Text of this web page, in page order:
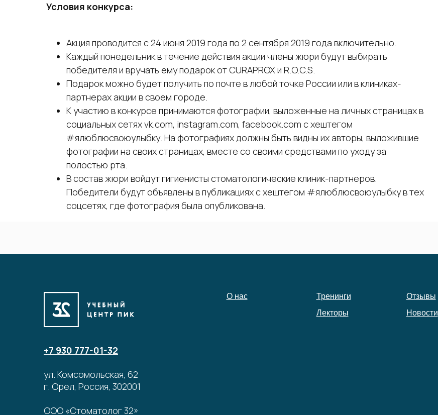
Условия конкурса:
Акция проводится с 24 июня 2019 года по 2 сентября 2019 года включительно.
Каждый понедельник в течение действия акции члены жюри будут выбирать
победителя и вручать ему подарок от CURAPROX и R.O.C.S.
Подарок можно будет получить по почте в любой точке России или в клиниках-
партнерах акции в своем городе.
К участию в конкурсе принимаются фотографии, выложенные на личных страницах в
социальных сетях vk.com, instagram.com, facebook.com с хештегом
#ялюблюсвоюулыбку. На фотографиях должны быть видны их авторы, выложившие
фотографии на своих страницах, вместе со своими средствами по уходу за
полостью рта.
В состав жюри войдут гигиенисты стоматологические клиник-партнеров.
Победители будут объявлены в публикациях с хештегом #ялюблюсвоюулыбку в тех
соцсетях, где фотография была опубликована.
+7 930 777-01-32
ул. Комсомольская, 62
г. Орел, Россия, 302001
ООО «Стоматолог 32»
О нас
Тренинги
Лекторы
Отзывы
Новости